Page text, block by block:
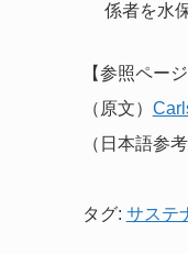
係者を水
【参照ページ
（原文）
（日本語参考
タグ: サステ